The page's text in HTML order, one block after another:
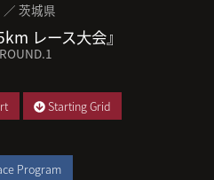
茨城県
レース大会』
Starting Grid
Program